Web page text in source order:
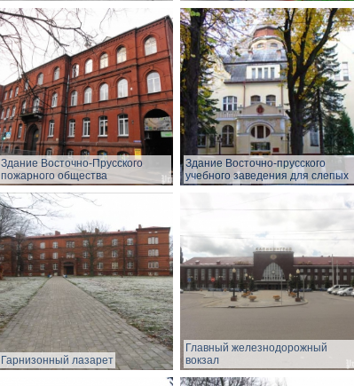
Здание Восточно-Прусского
пожарного общества
Здание Восточно-прусского
учебного заведения для слепых
Гарнизонный лазарет
Главный железнодорожный
вокзал